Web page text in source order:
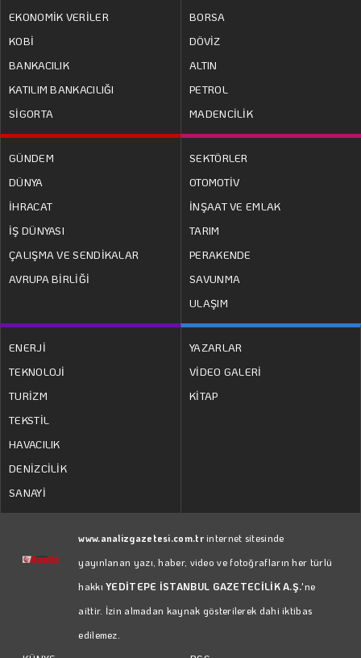
EKONOMİK VERİLER
KOBİ
BANKACILIK
KATILIM BANKACILIĞI
SİGORTA
BORSA
DÖVİZ
ALTIN
PETROL
MADENCİLİK
GÜNDEM
DÜNYA
İHRACAT
İŞ DÜNYASI
ÇALIŞMA VE SENDİKALAR
AVRUPA BİRLİĞİ
SEKTÖRLER
OTOMOTİV
İNŞAAT VE EMLAK
TARIM
PERAKENDE
SAVUNMA
ULAŞIM
ENERJİ
TEKNOLOJİ
TURİZM
TEKSTİL
HAVACILIK
DENİZCİLİK
SANAYİ
YAZARLAR
VİDEO GALERİ
KİTAP
www.analizgazetesi.com.trinternet sitesinde
yayınlanan yazı, haber, video ve fotoğrafların her türlü
hakkıYEDİTEPE İSTANBUL GAZETECİLİK A.Ş.'ne
aittir. İzin almadan kaynak gösterilerek dahi iktibas
edilemez.